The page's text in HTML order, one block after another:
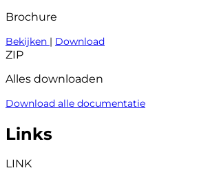
Brochure
Bekijken | Download
ZIP
Alles downloaden
Download alle documentatie
Links
LINK